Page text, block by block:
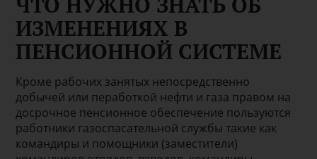
ИЗМЕНЕНИЯХ В
ПЕНСИОННОЙ СИСТЕМЕ
Кроме рабочих занятых непосредственно
добычей или пеработкой нефти и газа правом на
досрочное пенсионное обеспечение пользуются
работники газоспасательной службы такие как
командиры и помощники (заместители)